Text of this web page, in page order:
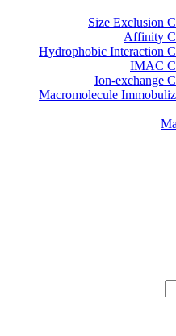
Size Exclusion
Affinity
Hydrophobic Interaction
IMAC
Ion-exchange
Macromolecule